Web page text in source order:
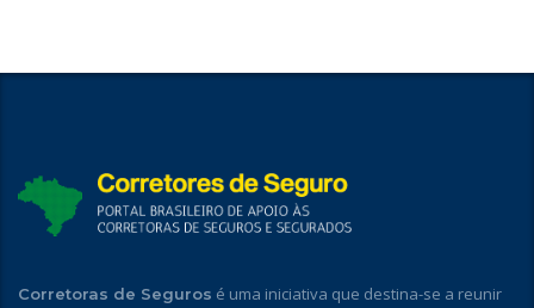
Corretoras de Seguros é uma iniciativa que destina-se a reunir